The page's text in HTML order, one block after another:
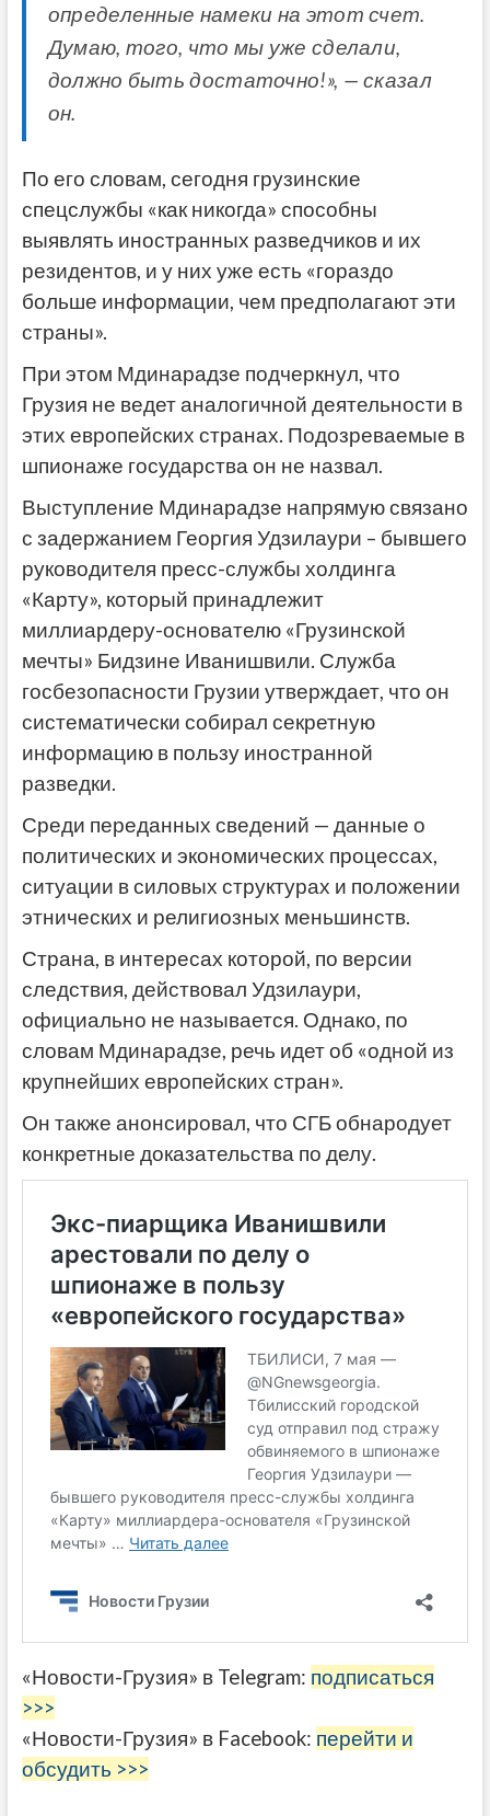
определенные намеки на этот счет.
Думаю, того, что мы уже сделали,
должно быть достаточно!», — сказал
он.
По его словам, сегодня грузинские
спецслужбы «как никогда» способны
выявлять иностранных разведчиков и их
резидентов, и у них уже есть «гораздо
больше информации, чем предполагают эти
страны».
При этом Мдинарадзе подчеркнул, что
Грузия не ведет аналогичной деятельности в
этих европейских странах. Подозреваемые в
шпионаже государства он не назвал.
Выступление Мдинарадзе напрямую связано
с задержанием Георгия Удзилаури – бывшего
руководителя пресс-службы холдинга
«Карту», который принадлежит
миллиардеру-основателю «Грузинской
мечты» Бидзине Иванишвили. Служба
госбезопасности Грузии утверждает, что он
систематически собирал секретную
информацию в пользу иностранной
разведки.
Среди переданных сведений — данные о
политических и экономических процессах,
ситуации в силовых структурах и положении
этнических и религиозных меньшинств.
Страна, в интересах которой, по версии
следствия, действовал Удзилаури,
официально не называется. Однако, по
словам Мдинарадзе, речь идет об «одной из
крупнейших европейских стран».
Он также анонсировал, что СГБ обнародует
конкретные доказательства по делу.
«Новости-Грузия» в Telegram: подписаться
>>>
«Новости-Грузия» в Facebook: перейти и
обсудить >>>